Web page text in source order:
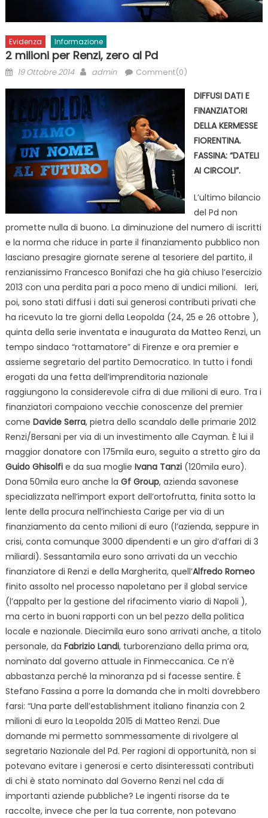
Evidenza Informazione
2 milioni per Renzi, zero al Pd
Posted
19 Ottobre 2014 Author
admin Comment(0)
DIFFUSI DATI E
FINANZIATORI
DELLA KERMESSE
FIORENTINA.
FASSINA: “DATELI
AI CIRCOLI”.
L’ultimo bilancio
del Pd non
promette nulla di buono. La diminuzione del numero di iscritti
e la norma che riduce in parte il finanziamento pubblico non
lasciano presagire giornate serene al tesoriere del partito, il
renzianissimo Francesco Bonifazi che ha già chiuso l’esercizio
2013 con una perdita pari a poco meno di undici milioni.
Ieri,
poi, sono stati diffusi i dati sui generosi contributi privati che
ha ricevuto la tre giorni della Leopolda (24, 25 e 26 ottobre ),
quinta della serie inventata e inaugurata da Matteo Renzi, un
tempo sindaco “rottamatore” di Firenze e ora premier e
assieme segretario del partito Democratico. In tutto i fondi
erogati da una fetta dell’imprenditoria nazionale
raggiungono la considerevole cifra di due milioni di euro. Tra i
finanziatori compaiono vecchie conoscenze del premier
come Davide Serra, pietra dello scandalo delle primarie 2012
Renzi/Bersani per via di un investimento alle Cayman. È lui il
maggior donatore con 175mila euro, seguito a stretto giro da
Guido Ghisolfie da sua moglie Ivana Tanzi(120mila euro).
Dona 50mila euro anche la Gf Group, azienda savonese
specializzata nell’import export dell’ortofrutta, finita sotto la
lente della procura nell’inchiesta Carige per via di un
finanziamento da cento milioni di euro (l’azienda, seppure in
crisi, conta comunque 3000 dipendenti e un giro d’affari di 3
miliardi). Sessantamila euro sono arrivati da un vecchio
finanziatore di Renzi e della Margherita, quell’Alfredo Romeo
finito assolto nel processo napoletano per il global service
(l’appalto per la gestione del rifacimento viario di Napoli ),
ma certo in buoni rapporti con un bel pezzo della politica
locale e nazionale. Diecimila euro sono arrivati anche, a titolo
personale, da Fabrizio Landi, turborenziano della prima ora,
nominato dal governo attuale in Finmeccanica. Ce n’è
abbastanza perché la minoranza pd si facesse sentire. È
Stefano Fassina a porre la domanda che in molti dovrebbero
farsi: “Una parte dell’establishment italiano finanzia con 2
milioni di euro la Leopolda 2015 di Matteo Renzi. Due
domande mi permetto sommessamente di rivolgere al
segretario Nazionale del Pd. Per ragioni di opportunità, non si
potevano evitare i generosi e certo disinteressati contributi
di chi è stato nominato dal Governo Renzi nel cda di
importanti aziende pubbliche? Le ingenti risorse da te
raccolte, invece che per la tua corrente, non potevano